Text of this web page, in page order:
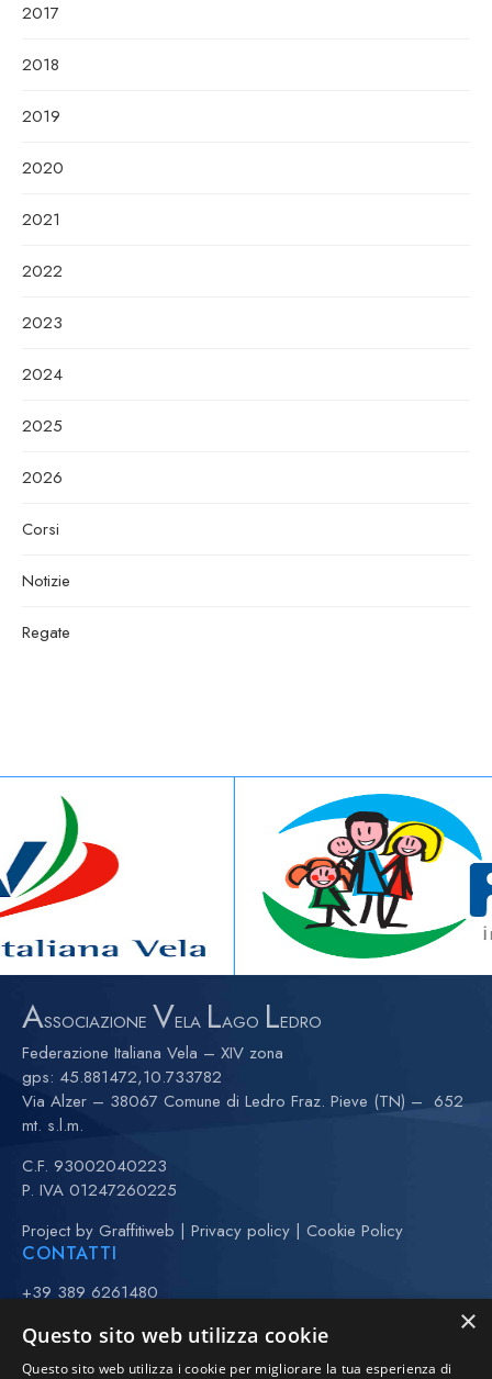
2017
2018
2019
2020
2021
2022
2023
2024
2025
2026
Corsi
Notizie
Regate
ASSOCIAZIONE VELA LAGO LEDRO
Federazione Italiana Vela – XIV zona
gps: 45.881472,10.733782
Via Alzer – 38067 Comune di Ledro Fraz. Pieve (TN) – 652
mt. s.l.m.
C.F. 93002040223
P. IVA 01247260225
Project by Graffitiweb | Privacy policy | Cookie Policy
CONTATTI
+39 389 6261480
(maggio-settembre)
×
Questo sito web utilizza cookie
Questo sito web utilizza i cookie per migliorare la tua esperienza di